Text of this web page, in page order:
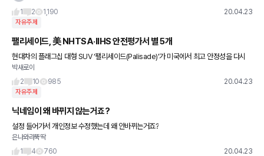
1
2 1,190 20.04.23
자유주제
팰리세이드, 美 NHTSA·IIHS 안전평가서 별 5개
현대차의 플래그십 대형 SUV ‘팰리세이드(Palisade)'가 미국에서 최고 안정성을 다시
한 번 입증했다. 현대차의 플래그십 대형 SUV ‘팰리세이드(Palisade)'가 미국에서 최고
안정성을
박새로이
2
10 985 20.04.23
자유주제
닉네임이 왜 바뀌지 않는거죠?
설정 들어가서 개인정보 수정했는데 왜 안바뀌는거죠?
은나와라뚝딱
1
4 760 20.04.23